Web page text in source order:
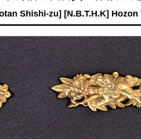
Shishi-zu] [N.B.T.H.K] Hozon